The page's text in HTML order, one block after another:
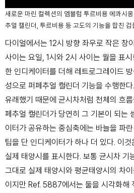
새로운 마린 컬렉션의 엠블럼 투르비용 에콰시
추얼 캘린더, 투르비용 등 고도의 기능을 합친 컴
다이얼에서는 12시 방향 좌우로 작은 창
사이는 요일, 1시와 2시 사이는 월을 표
한 인디케이터를 더해 레트로그레이드
성으로 퍼페추얼 캘린더 기능을 수행한
유래했기 때문에 균시차처럼 천체의 흐
페추얼 캘린더가 당연히 그 기본이 되는
이터가 공유하는 중심축에는 바늘을 파
팁을 단 인디케이터가 하나 더 있다. 이
실제 태양시를 표시한다. 보통 균시차 기
그대로 실제 태양시와 평균태양시의 차
이지만 Ref. 5887에서는 둘을 시각화해